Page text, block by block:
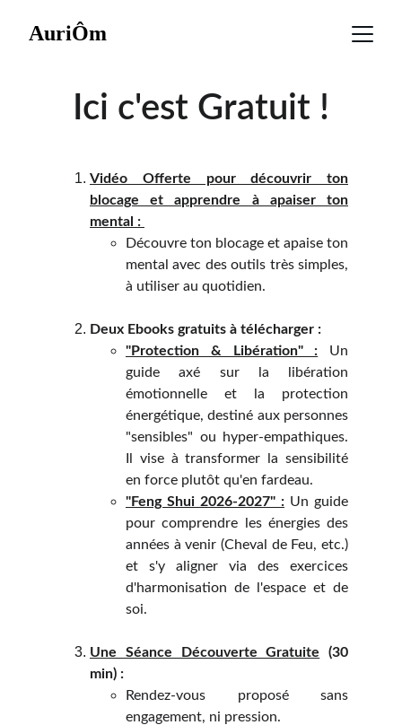
AuriÔm
Ici c'est Gratuit !
Vidéo Offerte pour découvrir ton
blocage et apprendre à apaiser ton
mental :
Découvre ton blocage et apaise ton
mental avec des outils très simples,
à utiliser au quotidien.
Deux Ebooks gratuits à télécharger :
"Protection & Libération" : Un
guide axé sur la libération
émotionnelle et la protection
énergétique, destiné aux personnes
"sensibles" ou hyper-empathiques.
Il vise à transformer la sensibilité
en force plutôt qu'en fardeau.
"Feng Shui 2026-2027" : Un guide
pour comprendre les énergies des
années à venir (Cheval de Feu, etc.)
et s'y aligner via des exercices
d'harmonisation de l'espace et de
soi.
Une Séance Découverte Gratuite (30
min) :
Rendez-vous proposé sans
engagement, ni pression.